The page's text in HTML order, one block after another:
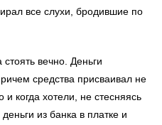
все слухи, бродившие по
вечно. Деньги
средства присваивал не
когда хотели, не стесняясь
из банка в платке и